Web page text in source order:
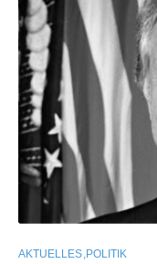
AKTUELLES POLITIK